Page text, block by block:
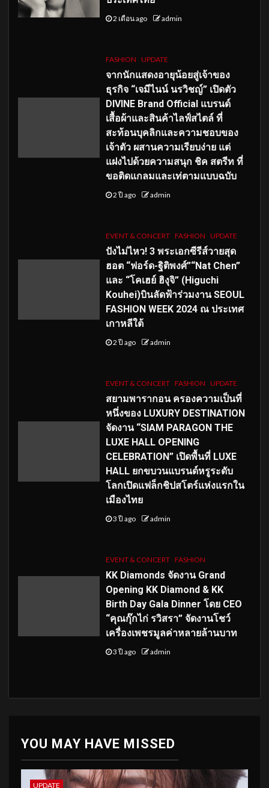
2 เดือน ago admin
FASHION UPDATE
จากนักแสดงอายุน้อยสู่เจ้าของ
ธุรกิจ “เจมีไนน์ นรวิชญ์” เปิดตัว
DIVINE Brand Official แบรนด์
เสื้อผ้าและสินค้าไลฟ์สไตล์ ที่
สะท้อนบุคลิกและความชอบของ
เจ้าตัว ผสานความเรียบง่าย แต่
แฝงไปด้วยความสนุก ชิค สตรีท ที่
ขอติดแกลมและเท่ตามแบบฉบับ
2 ปี ago admin
EVENT & CONCERT FASHION UPDATE
ปังไม่ไหว! 3 พระเอกซีรีส์วายสุด
ฮอต “ฟอร์ด-ฐิติพงศ์”“Nat Chen”
และ “โคเฮย์ ฮิงุจิ” (Higuchi
Kouhei)บินลัดฟ้าร่วมงาน SEOUL
FASHION WEEK 2024 ณ ประเทศ
เกาหลีใต้
2 ปี ago admin
EVENT & CONCERT FASHION UPDATE
สยามพารากอน ครองความเป็นที่
หนึ่งของ LUXURY DESTINATION
จัดงาน “SIAM PARAGON THE
LUXE HALL OPENING
CELEBRATION” เปิดพื้นที่ LUXE
HALL ยกขบวนแบรนด์หรูระดับ
โลกเปิดแฟล็กชิปสโตร์แห่งแรกใน
เมืองไทย
3 ปี ago admin
EVENT & CONCERT FASHION
KK Diamonds จัดงาน Grand
Opening KK Diamond & KK
Birth Day Gala Dinner โดย CEO
“คุณกุ๊กไก่ รวิสรา” จัดงานโชว์
เครื่องเพชรมูลค่าหลายล้านบาท
3 ปี ago admin
YOU MAY HAVE MISSED
UPDATE